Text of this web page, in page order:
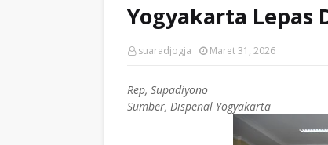
Yogyakarta Lepas
suaradjogja Maret 31, 2026
Rep, Supadiyono
Sumber, Dispenal Yogyakarta